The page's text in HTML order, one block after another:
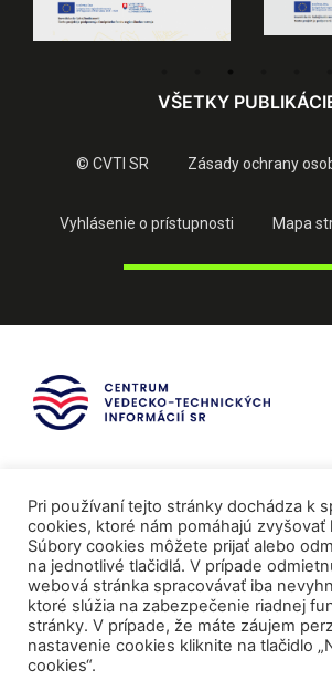
VŠETKY
© CVTI SR Zásady ochrany
Vyhlásenie o prístupnosti Mapa
Mediálni partneri
Pri používaní tejto stránky dochádza k
cookies, ktoré nám pomáhajú zvyšovať
Súbory cookies môžete prijať alebo
na jednotlivé tlačidlá. V prípade
webová stránka spracovávať iba
ktoré slúžia na zabezpečenie riadnej
stránky. V prípade, že máte záujem
nastavenie cookies kliknite na tlačidlo
cookies“.